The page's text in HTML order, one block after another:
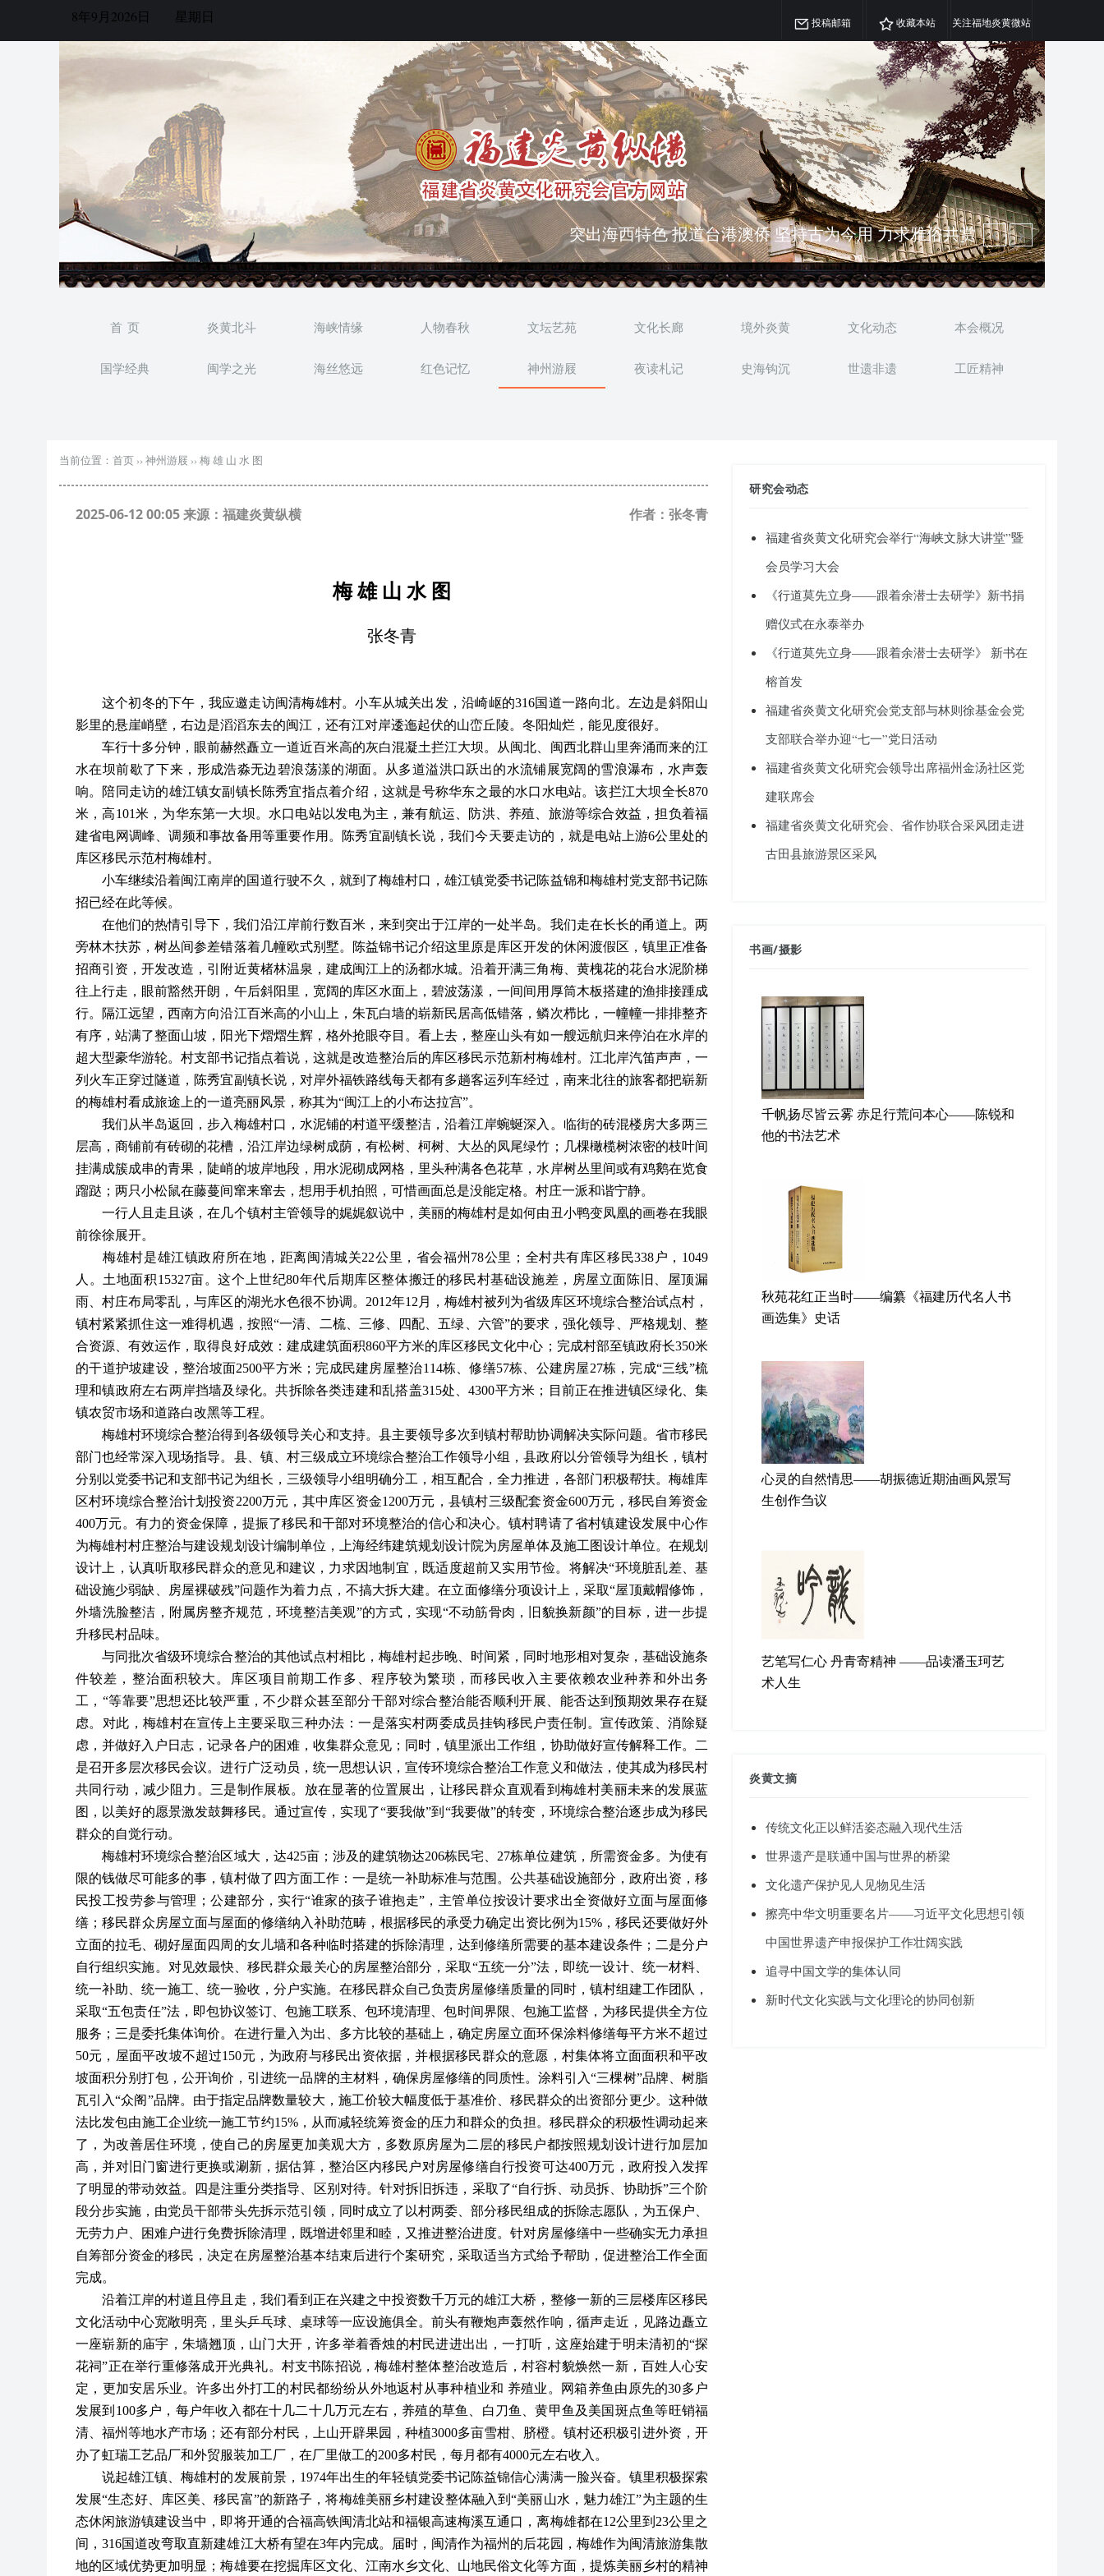
8年9月2026日 星期日 投稿邮箱 收藏本站 关注福地炎黄微站
弘扬优秀文化 振奋民族精神 介绍民族瑰宝 宣传中华精英
突出海西特色 报道台港澳侨 坚持古为今用 力求雅俗共赏
首 页 炎黄北斗 海峡情缘 人物春秋 文坛艺苑 文化长廊 境外炎黄 文化动态 本会概况
国学经典 闽学之光 海丝悠远 红色记忆 神州游屐 夜读札记 史海钩沉 世遗非遗 工匠精神
当前位置： 首页 ›› 神州游屐 ›› 梅 雄 山 水 图
2025-06-12 00:05 来源：福建炎黄纵横 作者：张冬青
梅 雄 山 水 图
张冬青
这个初冬的下午，我应邀走访闽清梅雄村。小车从城关出发，沿崎岖的316国道一路向北。左边是斜阳山
影里的悬崖峭壁，右边是滔滔东去的闽江，还有江对岸逶迤起伏的山峦丘陵。冬阳灿烂，能见度很好。
车行十多分钟，眼前赫然矗立一道近百米高的灰白混凝土拦江大坝。从闽北、闽西北群山里奔涌而来的江
水在坝前歇了下来，形成浩淼无边碧浪荡漾的湖面。从多道溢洪口跃出的水流铺展宽阔的雪浪瀑布，水声轰
响。陪同走访的雄江镇女副镇长陈秀宜指点着介绍，这就是号称华东之最的水口水电站。该拦江大坝全长870
米，高101米，为华东第一大坝。水口电站以发电为主，兼有航运、防洪、养殖、旅游等综合效益，担负着福
建省电网调峰、调频和事故备用等重要作用。陈秀宜副镇长说，我们今天要走访的，就是电站上游6公里处的
库区移民示范村梅雄村。
小车继续沿着闽江南岸的国道行驶不久，就到了梅雄村口，雄江镇党委书记陈益锦和梅雄村党支部书记陈
招已经在此等候。
在他们的热情引导下，我们沿江岸前行数百米，来到突出于江岸的一处半岛。我们走在长长的甬道上。两
旁林木扶苏，树丛间参差错落着几幢欧式别墅。陈益锦书记介绍这里原是库区开发的休闲渡假区，镇里正准备
招商引资，开发改造，引附近黄楮林温泉，建成闽江上的汤都水城。沿着开满三角梅、黄槐花的花台水泥阶梯
往上行走，眼前豁然开朗，午后斜阳里，宽阔的库区水面上，碧波荡漾，一间间用厚筒木板搭建的渔排接踵成
行。隔江远望，西南方向沿江百米高的小山上，朱瓦白墙的崭新民居高低错落，鳞次栉比，一幢幢一排排整齐
有序，站满了整面山坡，阳光下熠熠生辉，格外抢眼夺目。看上去，整座山头有如一艘远航归来停泊在水岸的
超大型豪华游轮。村支部书记指点着说，这就是改造整治后的库区移民示范新村梅雄村。江北岸汽笛声声，一
列火车正穿过隧道，陈秀宜副镇长说，对岸外福铁路线每天都有多趟客运列车经过，南来北往的旅客都把崭新
的梅雄村看成旅途上的一道亮丽风景，称其为“闽江上的小布达拉宫”。
我们从半岛返回，步入梅雄村口，水泥铺的村道平缓整洁，沿着江岸蜿蜒深入。临街的砖混楼房大多两三
层高，商铺前有砖砌的花槽，沿江岸边绿树成荫，有松树、柯树、大丛的凤尾绿竹；几棵橄榄树浓密的枝叶间
挂满成簇成串的青果，陡峭的坡岸地段，用水泥砌成网格，里头种满各色花草，水岸树丛里间或有鸡鹅在览食
蹓跶；两只小松鼠在藤蔓间窜来窜去，想用手机拍照，可惜画面总是没能定格。村庄一派和谐宁静。
一行人且走且谈，在几个镇村主管领导的娓娓叙说中，美丽的梅雄村是如何由丑小鸭变凤凰的画卷在我眼
前徐徐展开。
梅雄村是雄江镇政府所在地，距离闽清城关22公里，省会福州78公里；全村共有库区移民338户，1049
人。土地面积15327亩。这个上世纪80年代后期库区整体搬迁的移民村基础设施差，房屋立面陈旧、屋顶漏
雨、村庄布局零乱，与库区的湖光水色很不协调。2012年12月，梅雄村被列为省级库区环境综合整治试点村，
镇村紧紧抓住这一难得机遇，按照“一清、二梳、三修、四配、五绿、六管”的要求，强化领导、严格规划、整
合资源、有效运作，取得良好成效：建成建筑面积860平方米的库区移民文化中心；完成村部至镇政府长350米
的干道护坡建设，整治坡面2500平方米；完成民建房屋整治114栋、修缮57栋、公建房屋27栋，完成“三线”梳
理和镇政府左右两岸挡墙及绿化。共拆除各类违建和乱搭盖315处、4300平方米；目前正在推进镇区绿化、集
镇农贸市场和道路白改黑等工程。
梅雄村环境综合整治得到各级领导关心和支持。县主要领导多次到镇村帮助协调解决实际问题。省市移民
部门也经常深入现场指导。县、镇、村三级成立环境综合整治工作领导小组，县政府以分管领导为组长，镇村
分别以党委书记和支部书记为组长，三级领导小组明确分工，相互配合，全力推进，各部门积极帮扶。梅雄库
区村环境综合整治计划投资2200万元，其中库区资金1200万元，县镇村三级配套资金600万元，移民自筹资金
400万元。有力的资金保障，提振了移民和干部对环境整治的信心和决心。镇村聘请了省村镇建设发展中心作
为梅雄村村庄整治与建设规划设计编制单位，上海经纬建筑规划设计院为房屋单体及施工图设计单位。在规划
设计上，认真听取移民群众的意见和建议，力求因地制宜，既适度超前又实用节俭。将解决“环境脏乱差、基
础设施少弱缺、房屋裸破残”问题作为着力点，不搞大拆大建。在立面修缮分项设计上，采取“屋顶戴帽修饰，
外墙洗脸整洁，附属房整齐规范，环境整洁美观”的方式，实现“不动筋骨肉，旧貌换新颜”的目标，进一步提
升移民村品味。
与同批次省级环境综合整治的其他试点村相比，梅雄村起步晚、时间紧，同时地形相对复杂，基础设施条
件较差，整治面积较大。库区项目前期工作多、程序较为繁琐，而移民收入主要依赖农业种养和外出务
工， “等靠要”思想还比较严重，不少群众甚至部分干部对综合整治能否顺利开展、能否达到预期效果存在疑
虑。对此，梅雄村在宣传上主要采取三种办法：一是落实村两委成员挂钩移民户责任制。宣传政策、消除疑
虑，并做好入户日志，记录各户的困难，收集群众意见；同时，镇里派出工作组，协助做好宣传解释工作。二
是召开多层次移民会议。进行广泛动员，统一思想认识，宣传环境综合整治工作意义和做法，使其成为移民村
共同行动，减少阻力。三是制作展板。放在显著的位置展出，让移民群众直观看到梅雄村美丽未来的发展蓝
图，以美好的愿景激发鼓舞移民。通过宣传，实现了“要我做”到“我要做”的转变，环境综合整治逐步成为移民
群众的自觉行动。
梅雄村环境综合整治区域大，达425亩；涉及的建筑物达206栋民宅、27栋单位建筑，所需资金多。为使有
限的钱做尽可能多的事，镇村做了四方面工作：一是统一补助标准与范围。公共基础设施部分，政府出资，移
民投工投劳参与管理；公建部分，实行“谁家的孩子谁抱走”，主管单位按设计要求出全资做好立面与屋面修
缮；移民群众房屋立面与屋面的修缮纳入补助范畴，根据移民的承受力确定出资比例为15%，移民还要做好外
立面的拉毛、砌好屋面四周的女儿墙和各种临时搭建的拆除清理，达到修缮所需要的基本建设条件；二是分户
自行组织实施。对见效最快、移民群众最关心的房屋整治部分，采取“五统一分”法，即统一设计、统一材料、
统一补助、统一施工、统一验收，分户实施。在移民群众自己负责房屋修缮质量的同时，镇村组建工作团队，
采取“五包责任”法，即包协议签订、包施工联系、包环境清理、包时间界限、包施工监督，为移民提供全方位
服务；三是委托集体询价。在进行量入为出、多方比较的基础上，确定房屋立面环保涂料修缮每平方米不超过
50元，屋面平改坡不超过150元，为政府与移民出资依据，并根据移民群众的意愿，村集体将立面面积和平改
坡面积分别打包，公开询价，引进统一品牌的主材料，确保房屋修缮的同质性。涂料引入“三棵树”品牌、树脂
瓦引入“众阁”品牌。由于指定品牌数量较大，施工价较大幅度低于基准价、移民群众的出资部分更少。这种做
法比发包由施工企业统一施工节约15%，从而减轻统筹资金的压力和群众的负担。移民群众的积极性调动起来
了，为改善居住环境，使自己的房屋更加美观大方，多数原房屋为二层的移民户都按照规划设计进行加层加
高，并对旧门窗进行更换或涮新，据估算，整治区内移民户对房屋修缮自行投资可达400万元，政府投入发挥
了明显的带动效益。四是注重分类指导、区别对待。针对拆旧拆违，采取了“自行拆、动员拆、协助拆”三个阶
段分步实施，由党员干部带头先拆示范引领，同时成立了以村两委、部分移民组成的拆除志愿队，为五保户、
无劳力户、困难户进行免费拆除清理，既增进邻里和睦，又推进整治进度。针对房屋修缮中一些确实无力承担
自筹部分资金的移民，决定在房屋整治基本结束后进行个案研究，采取适当方式给予帮助，促进整治工作全面
完成。
沿着江岸的村道且停且走，我们看到正在兴建之中投资数千万元的雄江大桥，整修一新的三层楼库区移民
文化活动中心宽敞明亮，里头乒乓球、桌球等一应设施俱全。前头有鞭炮声轰然作响，循声走近，见路边矗立
一座崭新的庙宇，朱墙翘顶，山门大开，许多举着香烛的村民进进出出，一打听，这座始建于明未清初的“探
花祠”正在举行重修落成开光典礼。村支书陈招说，梅雄村整体整治改造后，村容村貌焕然一新，百姓人心安
定，更加安居乐业。许多出外打工的村民都纷纷从外地返村从事种植业和 养殖业。网箱养鱼由原先的30多户
发展到100多户，每户年收入都在十几二十几万元左右，养殖的草鱼、白刀鱼、黄甲鱼及美国斑点鱼等旺销福
清、福州等地水产市场；还有部分村民，上山开辟果园，种植3000多亩雪柑、脐橙。镇村还积极引进外资，开
办了虹瑞工艺品厂和外贸服装加工厂，在厂里做工的200多村民，每月都有4000元左右收入。
说起雄江镇、梅雄村的发展前景， 1974年出生的年轻镇党委书记陈益锦信心满满一脸兴奋。镇里积极探索
发展“生态好、库区美、移民富”的新路子，将梅雄美丽乡村建设整体融入到“美丽山水，魅力雄江”为主题的生
态休闲旅游镇建设当中，即将开通的合福高铁闽清北站和福银高速梅溪互通口，离梅雄都在12公里到23公里之
间，316国道改弯取直新建雄江大桥有望在3年内完成。届时，闽清作为福州的后花园，梅雄作为闽清旅游集散
地的区域优势更加明显；梅雄要在挖掘库区文化、江南水乡文化、山地民俗文化等方面，提炼美丽乡村的精神
研究会动态
福建省炎黄文化研究会举行“海峡文脉大讲堂”暨
会员学习大会
《行道莫先立身——跟着余潜士去研学》新书捐
赠仪式在永泰举办
《行道莫先立身——跟着余潜士去研学》 新书在
榕首发
福建省炎黄文化研究会党支部与林则徐基金会党
支部联合举办迎“七一”党日活动
福建省炎黄文化研究会领导出席福州金汤社区党
建联席会
福建省炎黄文化研究会、省作协联合采风团走进
古田县旅游景区采风
书画/摄影
千帆扬尽皆云雾 赤足行荒问本心——陈锐和
他的书法艺术
秋苑花红正当时——编纂《福建历代名人书
画选集》史话
心灵的自然情思——胡振德近期油画风景写
生创作刍议
艺笔写仁心 丹青寄精神 ——品读潘玉珂艺
术人生
炎黄文摘
传统文化正以鲜活姿态融入现代生活
世界遗产是联通中国与世界的桥梁
文化遗产保护见人见物见生活
擦亮中华文明重要名片——习近平文化思想引领
中国世界遗产申报保护工作壮阔实践
追寻中国文学的集体认同
新时代文化实践与文化理论的协同创新